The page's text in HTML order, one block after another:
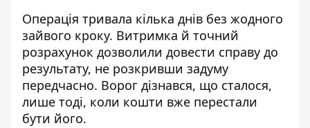
Операція тривала кілька днів без жодного
зайвого кроку. Витримка й точний
розрахунок дозволили довести справу до
результату, не розкривши задуму
передчасно. Ворог дізнався, що сталося,
лише тоді, коли кошти вже перестали
бути його.